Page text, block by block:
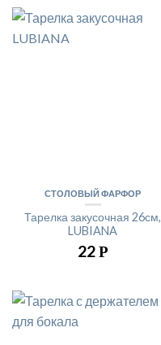
СТОЛОВЫЙ ФАРФОР
Тарелка закусочная 26см,
LUBIANA
22Р